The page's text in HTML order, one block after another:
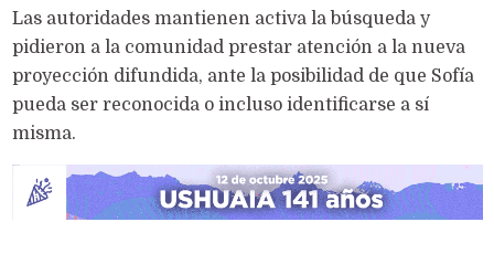
Las autoridades mantienen activa la búsqueda y
pidieron a la comunidad prestar atención a la nueva
proyección difundida, ante la posibilidad de que Sofía
pueda ser reconocida o incluso identificarse a sí
misma.